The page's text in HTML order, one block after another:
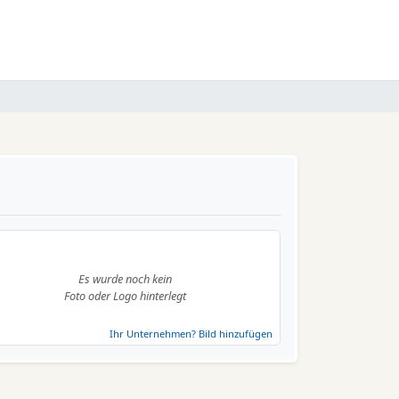
Es wurde noch kein
Foto oder Logo hinterlegt
Ihr Unternehmen? Bild hinzufügen